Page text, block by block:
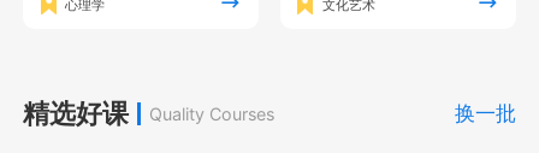
解，在此基础上掌握心理
心理学
朗诵的基本功，同时注重
舞台上自如地展现自己的
文化艺术
精选好课 Quality Courses 换一批